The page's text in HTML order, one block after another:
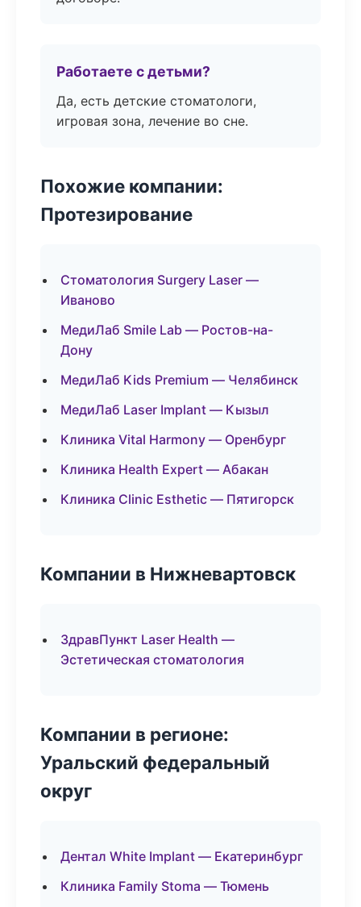
Работаете с детьми?
Да, есть детские стоматологи,
игровая зона, лечение во сне.
Похожие компании:
Протезирование
Стоматология Surgery Laser —
Иваново
МедиЛаб Smile Lab — Ростов-на-
Дону
МедиЛаб Kids Premium — Челябинск
МедиЛаб Laser Implant — Кызыл
Клиника Vital Harmony — Оренбург
Клиника Health Expert — Абакан
Клиника Clinic Esthetic — Пятигорск
Компании в Нижневартовск
ЗдравПункт Laser Health —
Эстетическая стоматология
Компании в регионе:
Уральский федеральный
округ
Дентал White Implant — Екатеринбург
Клиника Family Stoma — Тюмень